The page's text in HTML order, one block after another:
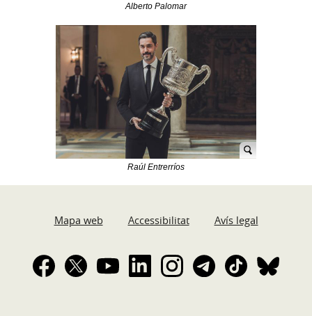
Alberto Palomar
Raúl Entrerríos
Mapa web Accessibilitat Avís legal